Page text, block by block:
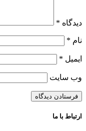
دیدگاه *
نام *
ایمیل *
وب‌ سایت
ارتباط با ما